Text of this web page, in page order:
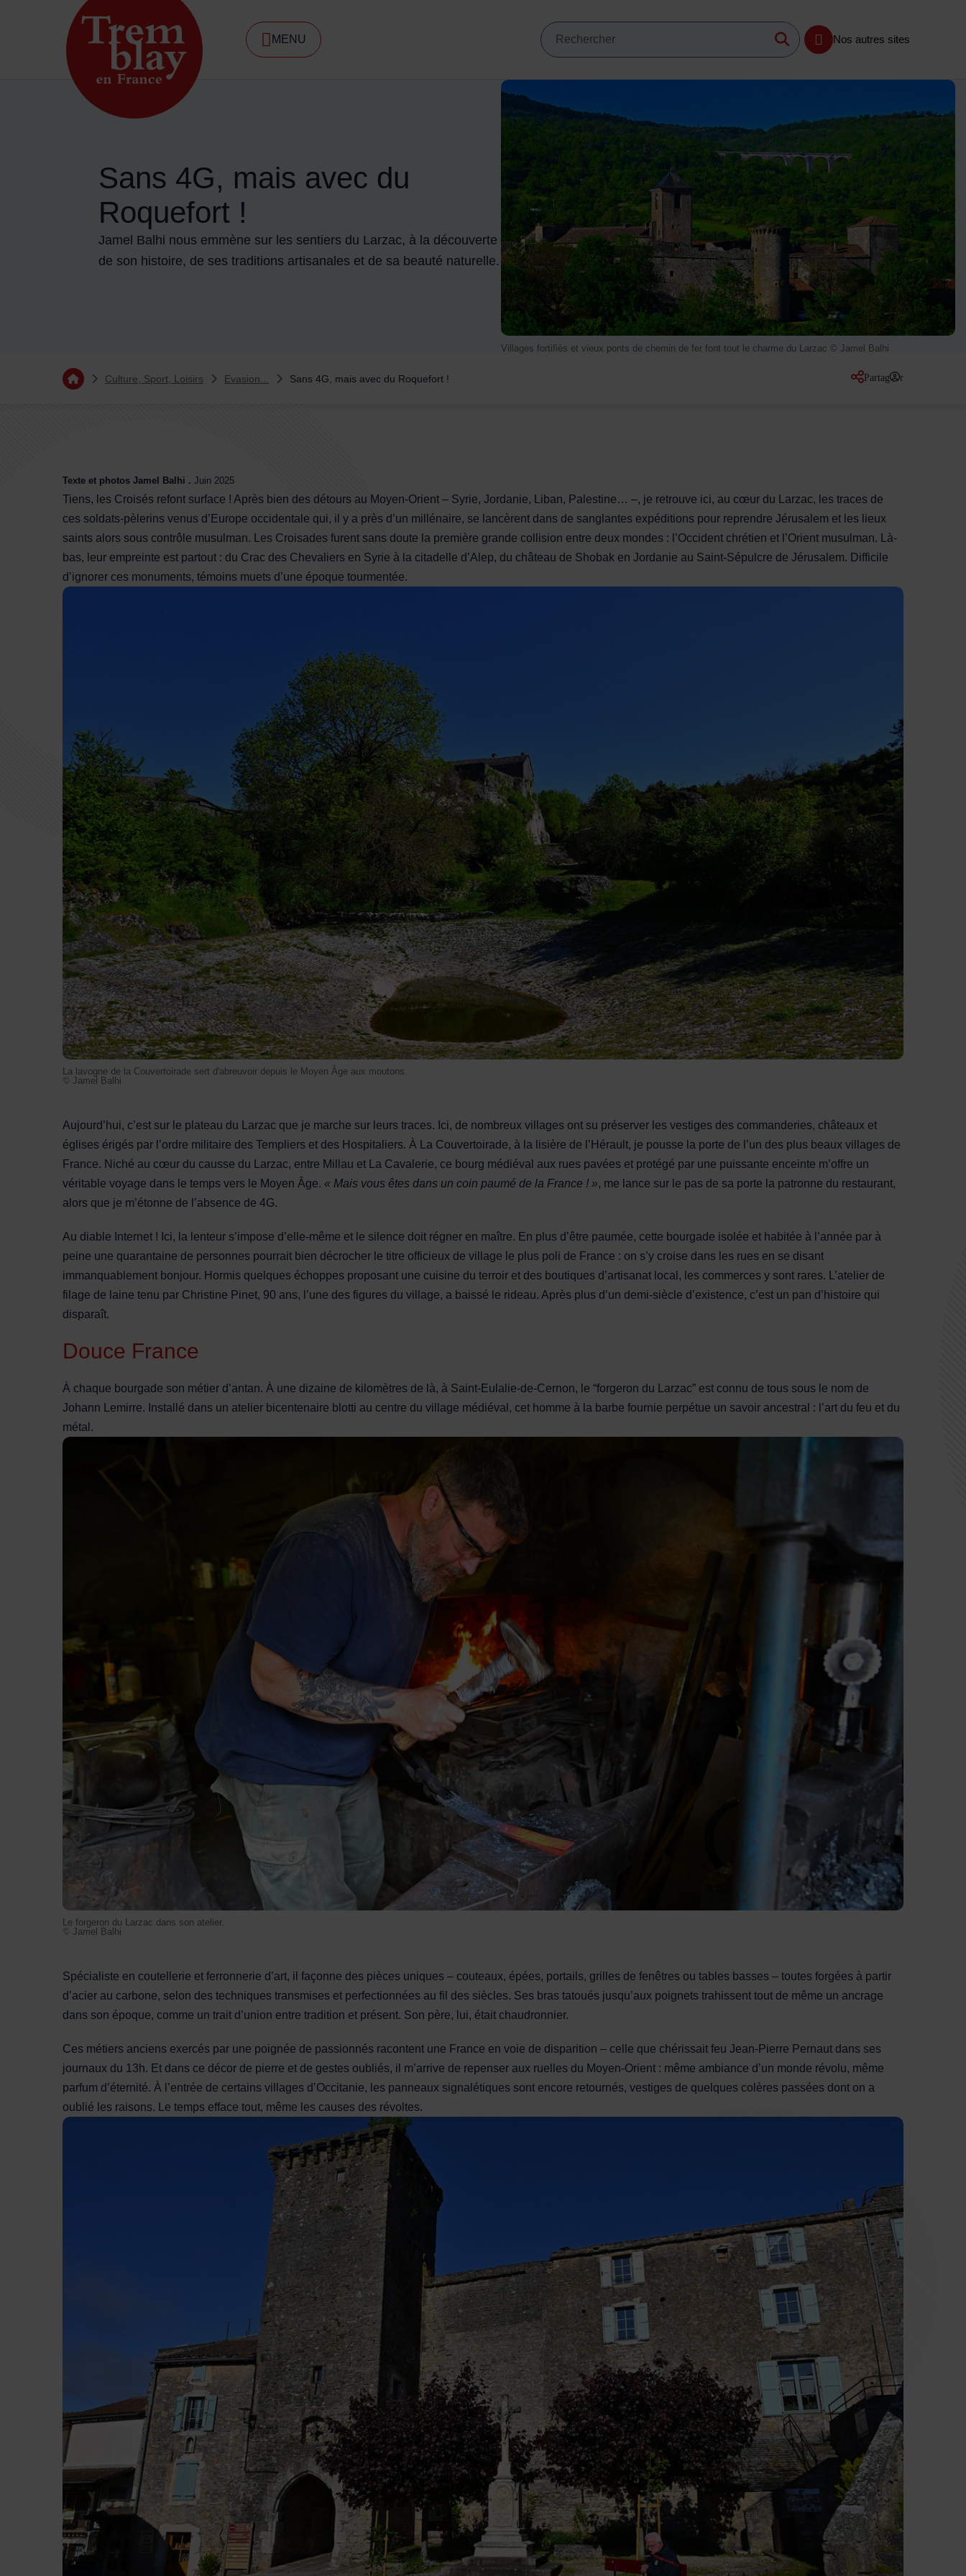
Menu de raccourcis
Accueil ville de Tremblay-en-France
MENU
DE NAVIGATION PRINCIPALE Recherche
Mots clés de minimum 3 caractères Lancer la recherche
Nos autres sites
Sans 4G, mais avec du
Roquefort !
Jamel Balhi nous emmène sur les sentiers du Larzac, à la découverte
de son histoire, de ses traditions artisanales et de sa beauté naturelle.
Villages fortifiés et vieux ponts de chemin de fer font tout le charme du Larzac © Jamel Balhi
Vous êtes ici :
Retourner à l'accueil
Culture, Sport, Loisirs Evasion... Sans 4G, mais avec du Roquefort ! Partager
sur les réseaux
La lavogne de la Couvertoirade sert d'abreuvoir depuis le Moyen Âge aux moutons.
La lavogne de la Couvertoirade sert d'abreuvoir depuis le Moyen Âge aux moutons.
© Jamel Balhi
Texte et photos Jamel Balhi . Juin 2025
Tiens, les Croisés refont surface ! Après bien des détours au Moyen-Orient – Syrie, Jordanie, Liban, Palestine… –, je retrouve ici, au cœur du Larzac, les traces de
ces soldats-pèlerins venus d’Europe occidentale qui, il y a près d’un millénaire, se lancèrent dans de sanglantes expéditions pour reprendre Jérusalem et les lieux
saints alors sous contrôle musulman. Les Croisades furent sans doute la première grande collision entre deux mondes : l’Occident chrétien et l’Orient musulman. Là-
bas, leur empreinte est partout : du Crac des Chevaliers en Syrie à la citadelle d’Alep, du château de Shobak en Jordanie au Saint-Sépulcre de Jérusalem. Difficile
d’ignorer ces monuments, témoins muets d’une époque tourmentée.
Le forgeron du Larzac dans son atelier.
Le forgeron du Larzac dans son atelier.
© Jamel Balhi
Aujourd’hui, c’est sur le plateau du Larzac que je marche sur leurs traces. Ici, de nombreux villages ont su préserver les vestiges des commanderies, châteaux et
églises érigés par l’ordre militaire des Templiers et des Hospitaliers. À La Couvertoirade, à la lisière de l’Hérault, je pousse la porte de l’un des plus beaux villages de
France. Niché au cœur du causse du Larzac, entre Millau et La Cavalerie, ce bourg médiéval aux rues pavées et protégé par une puissante enceinte m’offre un
véritable voyage dans le temps vers le Moyen Âge. « Mais vous êtes dans un coin paumé de la France ! », me lance sur le pas de sa porte la patronne du restaurant,
alors que je m’étonne de l’absence de 4G.
Au diable Internet ! Ici, la lenteur s’impose d’elle-même et le silence doit régner en maître. En plus d’être paumée, cette bourgade isolée et habitée à l’année par à
peine une quarantaine de personnes pourrait bien décrocher le titre officieux de village le plus poli de France : on s’y croise dans les rues en se disant
immanquablement bonjour. Hormis quelques échoppes proposant une cuisine du terroir et des boutiques d’artisanat local, les commerces y sont rares. L’atelier de
filage de laine tenu par Christine Pinet, 90 ans, l’une des figures du village, a baissé le rideau. Après plus d’un demi-siècle d’existence, c’est un pan d’histoire qui
disparaît.
Douce France
À chaque bourgade son métier d’antan. À une dizaine de kilomètres de là, à Saint-Eulalie-de-Cernon, le “forgeron du Larzac” est connu de tous sous le nom de
Johann Lemirre. Installé dans un atelier bicentenaire blotti au centre du village médiéval, cet homme à la barbe fournie perpétue un savoir ancestral : l’art du feu et du
métal.
Une place de Saint-Eulalie-sur-Cernon où la vie s'écoule tranquillement.
Spécialiste en coutellerie et ferronnerie d’art, il façonne des pièces uniques – couteaux, épées, portails, grilles de fenêtres ou tables basses – toutes forgées à partir
d’acier au carbone, selon des techniques transmises et perfectionnées au fil des siècles. Ses bras tatoués jusqu’aux poignets trahissent tout de même un ancrage
dans son époque, comme un trait d’union entre tradition et présent. Son père, lui, était chaudronnier.
Ces métiers anciens exercés par une poignée de passionnés racontent une France en voie de disparition – celle que chérissait feu Jean-Pierre Pernaut dans ses
journaux du 13h. Et dans ce décor de pierre et de gestes oubliés, il m’arrive de repenser aux ruelles du Moyen-Orient : même ambiance d’un monde révolu, même
parfum d’éternité. À l’entrée de certains villages d’Occitanie, les panneaux signalétiques sont encore retournés, vestiges de quelques colères passées dont on a
oublié les raisons. Le temps efface tout, même les causes des révoltes.